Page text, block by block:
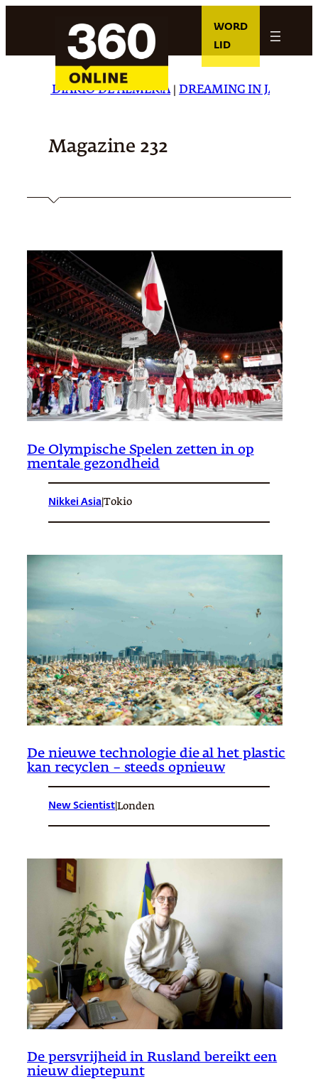
WORD
LID
DE ALMERÍA|DREAMING IN JAPANESE|CARTA
Magazine 232
De Olympische Spelen zetten in op
mentale gezondheid
Nikkei Asia Tokio
De nieuwe technologie die al het plastic
kan recyclen – steeds opnieuw
New Scientist Londen
De persvrijheid in Rusland bereikt een
nieuw dieptepunt